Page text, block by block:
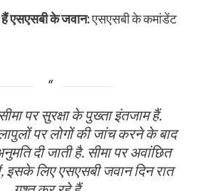
हैं एसएसबी के जवान:एसएसबी के कमांडेंट
पर सुरक्षा के पुख्ता इंतजाम हैं.
पर लोगों की जांच करने के बाद
दी जाती है. सीमा पर अवांछित
इसके लिए एसएसबी जवान दिन रात